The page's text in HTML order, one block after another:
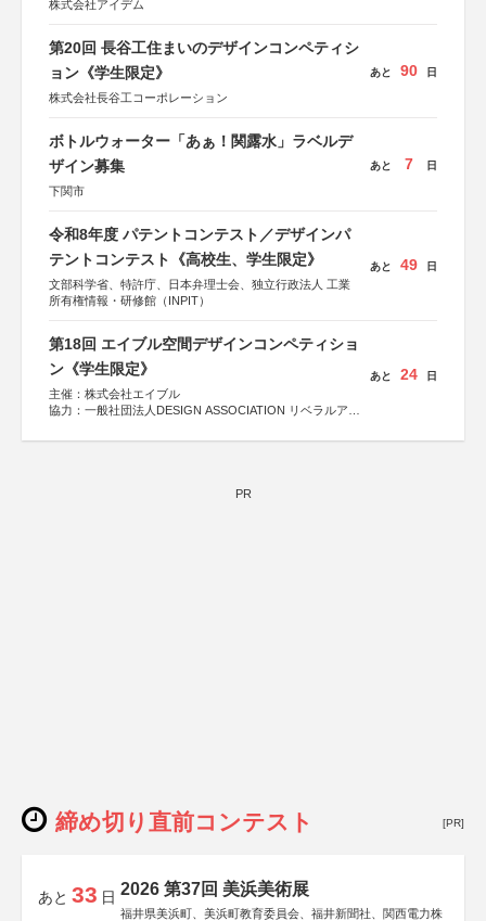
株式会社アイデム
第20回 長谷工住まいのデザインコンペティシ
ョン《学生限定》
株式会社長谷工コーポレーション
あと 90 日
ボトルウォーター「あぁ！関露水」ラベルデ
ザイン募集
下関市
あと 7 日
令和8年度 パテントコンテスト／デザインパ
テントコンテスト《高校生、学生限定》
文部科学省、特許庁、日本弁理士会、独立行政法人 工業
所有権情報・研修館（INPIT）
あと 49 日
第18回 エイブル空間デザインコンペティショ
ン《学生限定》
主催：株式会社エイブル
協力：一般社団法人DESIGN ASSOCIATION リベラルアー
運営：TOKYO COMPANY株式会社
あと 24 日
PR
締め切り直前コンテスト [PR]
あと 33 日 2026 第37回 美浜美術展
福井県美浜町、美浜町教育委員会、福井新聞社、関西電力株